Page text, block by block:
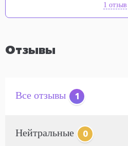
1 отзыв
Отзывы
Все отзывы 1
Нейтральные 0